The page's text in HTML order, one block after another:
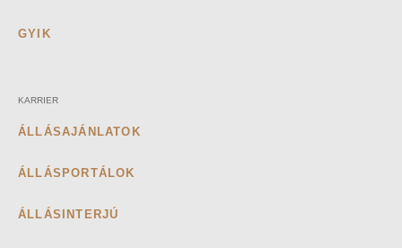
GYIK
KARRIER
ÁLLÁSAJÁNLATOK
ÁLLÁSPORTÁLOK
ÁLLÁSINTERJÚ